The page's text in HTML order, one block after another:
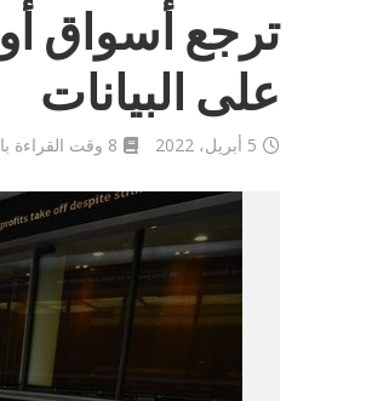
ترجع أسواق
على البيانات
5 أبريل، 2022 8 وقت القراءة بالدقيقة